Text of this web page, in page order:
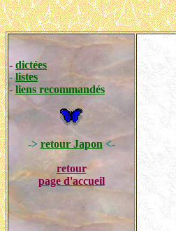
- dictées
-listes
-liens recommandés
-> retour Japon <-
retour
page d'accueil